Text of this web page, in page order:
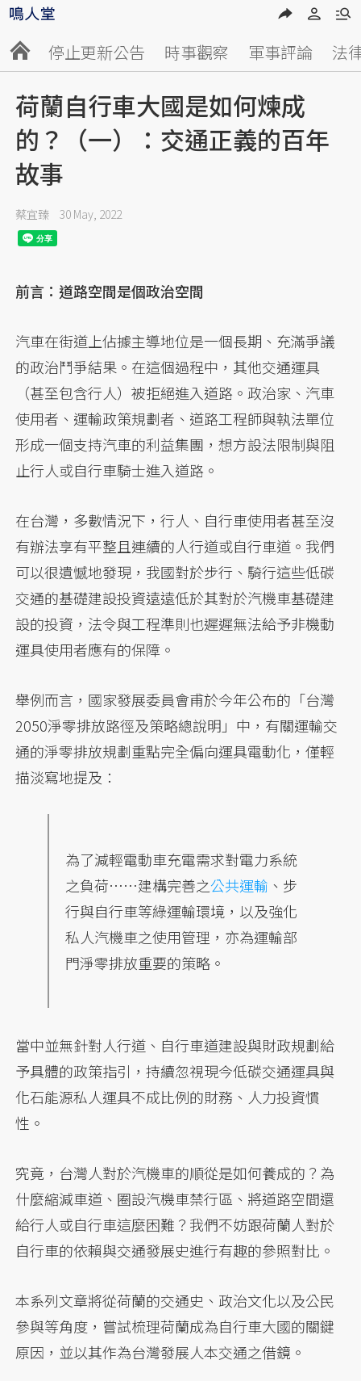
停止更新公告 時事觀察 軍事評論 法
荷蘭自行車大國是如何煉成
的？（一）：交通正義的百年
故事
蔡宜臻 30 May, 2022
前言：道路空間是個政治空間
汽車在街道上佔據主導地位是一個長期、充滿爭議
的政治鬥爭結果。在這個過程中，其他交通運具
（甚至包含行人）被拒絕進入道路。政治家、汽車
使用者、運輸政策規劃者、道路工程師與執法單位
形成一個支持汽車的利益集團，想方設法限制與阻
止行人或自行車騎士進入道路。
在台灣，多數情況下，行人、自行車使用者甚至沒
有辦法享有平整且連續的人行道或自行車道。我們
可以很遺憾地發現，我國對於步行、騎行這些低碳
交通的基礎建設投資遠遠低於其對於汽機車基礎建
設的投資，法令與工程準則也遲遲無法給予非機動
運具使用者應有的保障。
舉例而言，國家發展委員會甫於今年公布的「台灣
2050淨零排放路徑及策略總說明」中，有關運輸交
通的淨零排放規劃重點完全偏向運具電動化，僅輕
描淡寫地提及：
為了減輕電動車充電需求對電力系統
之負荷……建構完善之公共運輸 、步
行與自行車等綠運輸環境，以及強化
私人汽機車之使用管理，亦為運輸部
門淨零排放重要的策略。
當中並無針對人行道、自行車道建設與財政規劃給
予具體的政策指引，持續忽視現今低碳交通運具與
化石能源私人運具不成比例的財務、人力投資慣
性。
究竟，台灣人對於汽機車的順從是如何養成的？為
什麼縮減車道、圈設汽機車禁行區、將道路空間還
給行人或自行車這麼困難？我們不妨跟荷蘭人對於
自行車的依賴與交通發展史進行有趣的參照對比。
本系列文章將從荷蘭的交通史、政治文化以及公民
參與等角度，嘗試梳理荷蘭成為自行車大國的關鍵
原因，並以其作為台灣發展人本交通之借鏡。